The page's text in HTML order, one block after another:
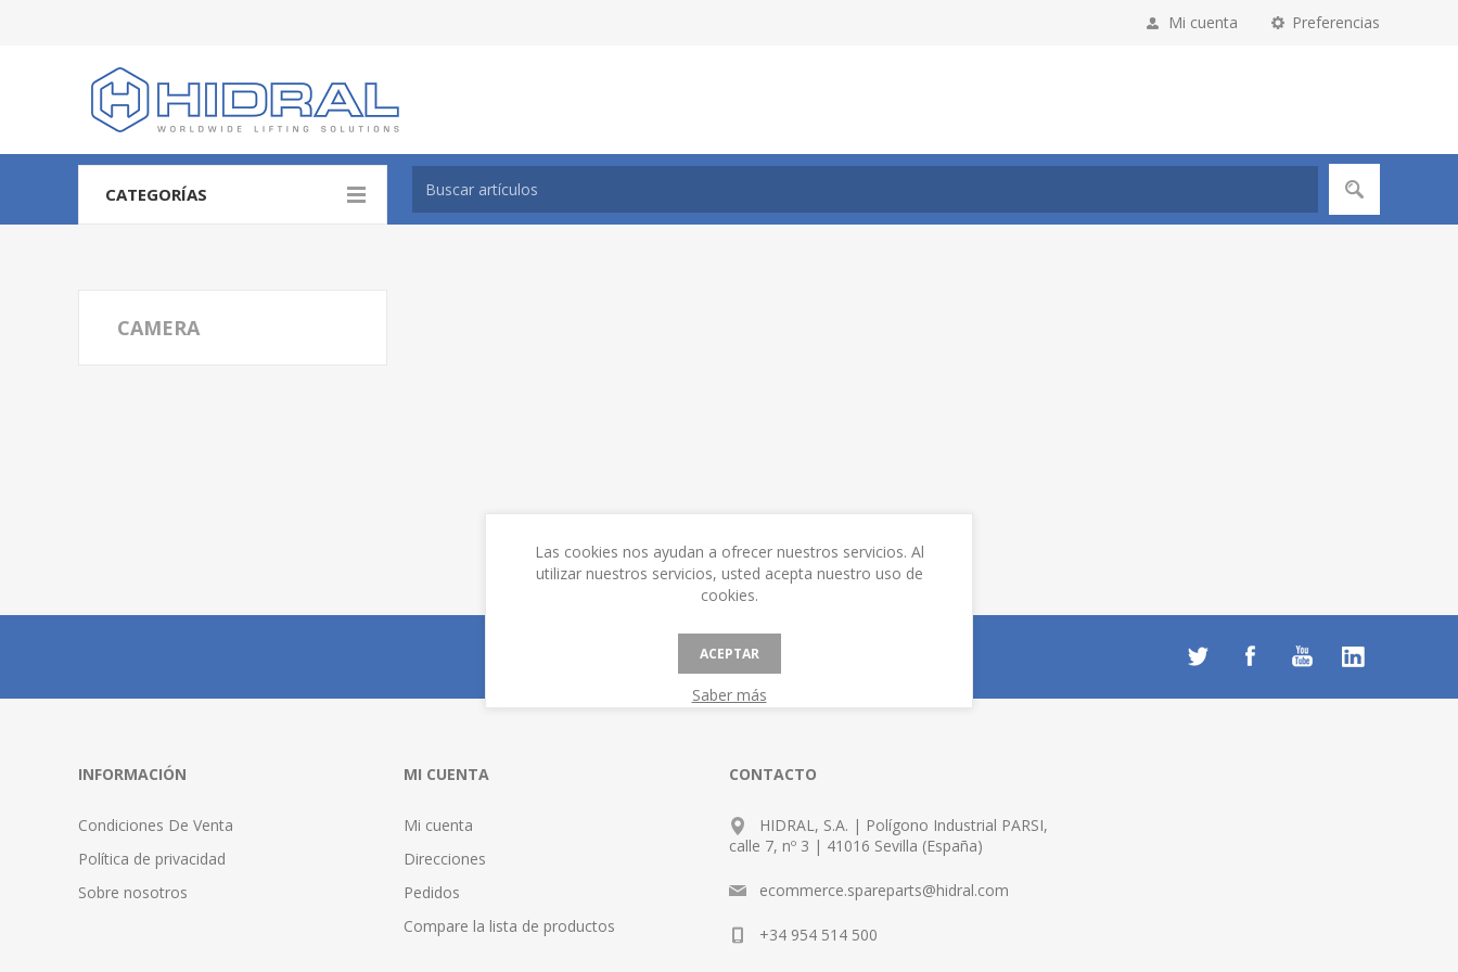
Preferencias
Mi cuenta
CATEGORÍAS
CAMERA
INFORMACIÓN
Condiciones De Venta
Política de privacidad
Sobre nosotros
MI CUENTA
Mi cuenta
Direcciones
Pedidos
Compare la lista de productos
CONTACTO
HIDRAL, S.A. | Polígono Industrial PARSI,
calle 7, nº 3 | 41016 Sevilla (España)
ecommerce.spareparts@hidral.com
+34 954 514 500
Las cookies nos ayudan a ofrecer nuestros servicios. Al
utilizar nuestros servicios, usted acepta nuestro uso de
cookies.
ACEPTAR
Saber más